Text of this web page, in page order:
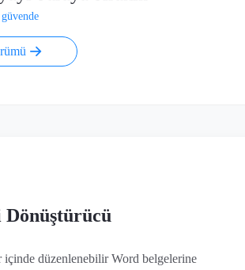
güvende
düzenlenebilir Word belgelerine